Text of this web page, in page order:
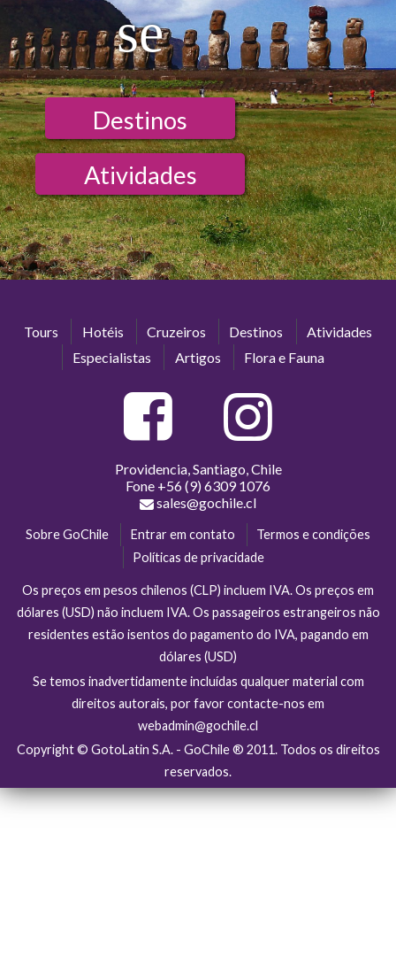
se
Destinos
Atividades
Tours Hotéis Cruzeiros Destinos
Atividades
Especialistas
Artigos Flora e Fauna
Providencia, Santiago, Chile
Fone +56 (9) 6309 1076
sales@gochile.cl
Sobre GoChile Entrar em contato
Termos e condições
Políticas de privacidade
Os preços em pesos chilenos (CLP) incluem IVA. Os preços em
dólares (USD) não incluem IVA. Os passageiros estrangeiros não
residentes estão isentos do pagamento do IVA, pagando em
dólares (USD)
Se temos inadvertidamente incluídas qualquer material com
direitos autorais, por favor contacte-nos em
webadmin@gochile.cl
Copyright © GotoLatin S.A. - GoChile ® 2011. Todos os direitos
reservados.